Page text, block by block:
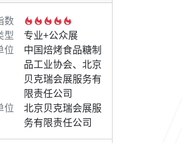
数
型
专业+公众展
位
中国焙烤食品糖制
品工业协会、北京
贝克瑞会展服务有
限责任公司
位
北京贝克瑞会展服
务有限责任公司